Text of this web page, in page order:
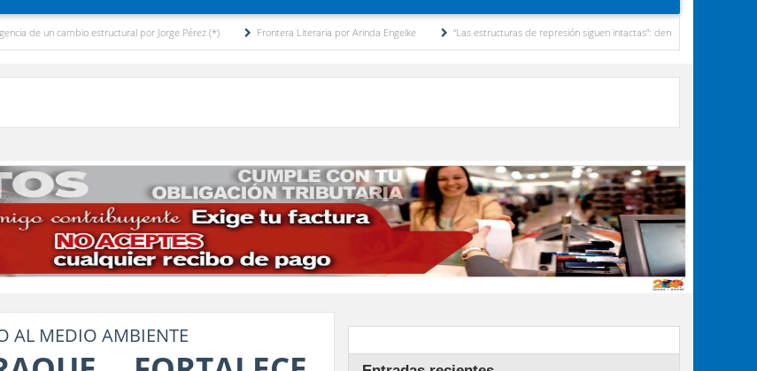
estructural por Jorge Pérez (*) Frontera Literaria por Arinda Engelke “Las estructuras de represión siguen intactas”: denuncian ONG venezolanas ante la
AL MEDIO AMBIENTE